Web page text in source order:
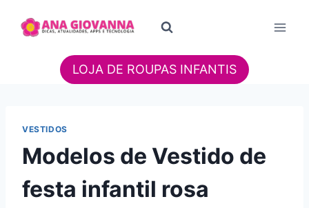
para
LOJA DE ROUPAS INFANTIS
VESTIDOS
Modelos de Vestido de
festa infantil rosa